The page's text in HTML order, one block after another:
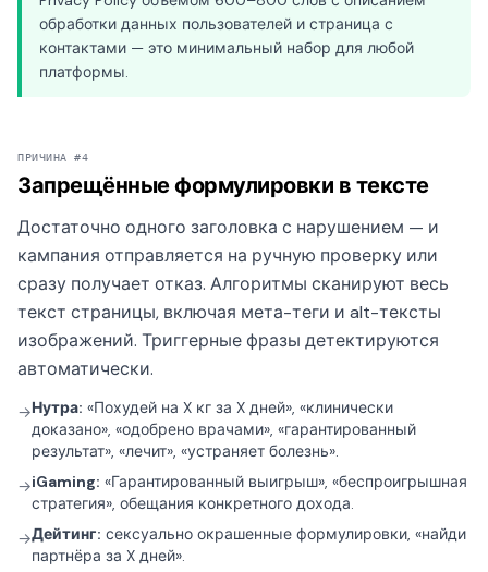
обработки данных пользователей и страница с
контактами — это минимальный набор для любой
платформы.
ПРИЧИНА #4
Запрещённые формулировки в тексте
Достаточно одного заголовка с нарушением — и
кампания отправляется на ручную проверку или
сразу получает отказ. Алгоритмы сканируют весь
текст страницы, включая мета-теги и alt-тексты
изображений. Триггерные фразы детектируются
автоматически.
→Нутра: «Похудей на X кг за X дней», «клинически
доказано», «одобрено врачами», «гарантированный
результат», «лечит», «устраняет болезнь».
→iGaming: «Гарантированный выигрыш», «беспроигрышная
стратегия», обещания конкретного дохода.
→Дейтинг: сексуально окрашенные формулировки, «найди
партнёра за X дней».